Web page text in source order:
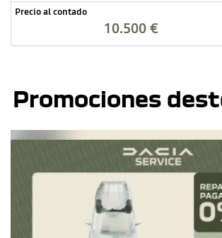
Precio al contado
10.500 €
Promociones